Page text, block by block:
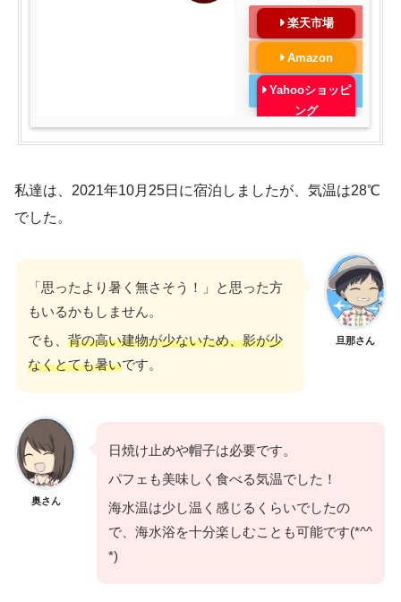
楽天市場
Amazon
Yahooショッピ
ング
私達は、2021年10月25日に宿泊しましたが、気温は28℃
でした。
旦那さん
「思ったより暑く無さそう！」と思った方
もいるかもしません。
でも、 背の高い建物が少ないため、影が少
なくとても暑いです。
奥さん
日焼け止めや帽子は必要です。
パフェも美味しく食べる気温でした！
海水温は少し温く感じるくらいでしたの
で、海水浴を十分楽しむことも可能です(*^^
*)